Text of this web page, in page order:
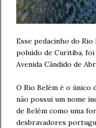
Esse pedacinho do Rio
poluído de Curitiba,
Avenida Cândido de
O Rio Belém é o único
não possui um nome
de Belém como uma
desbravadores